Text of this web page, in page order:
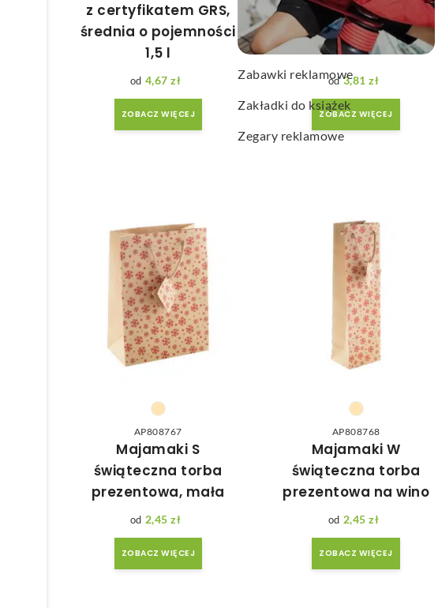
Wachlarze reklamowe
Wagi kuchenne
Zabawki reklamowe
Zakładki do książek
Zegary reklamowe
z certyfikatem GRS,
średnia o pojemności
1,5 l
4,67zł
ZOBACZ WIĘCEJ
3,81zł
ZOBACZ WIĘCEJ
AP808767
Majamaki S
świąteczna torba
prezentowa, mała
2,45zł
ZOBACZ WIĘCEJ
AP808768
Majamaki W
świąteczna torba
prezentowa na wino
2,45zł
ZOBACZ WIĘCEJ